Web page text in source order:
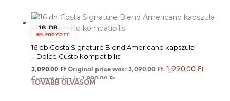
16 DB.
ELFOGYOTT
16 db Costa Signature Blend Americano kapszula
– Dolce Gusto kompatibilis
3,090.00Ft Original price was: 3,090.00 Ft. 1,990.00 Ft
Current price is: 1,990.00 Ft.
TOVÁBB OLVASOM